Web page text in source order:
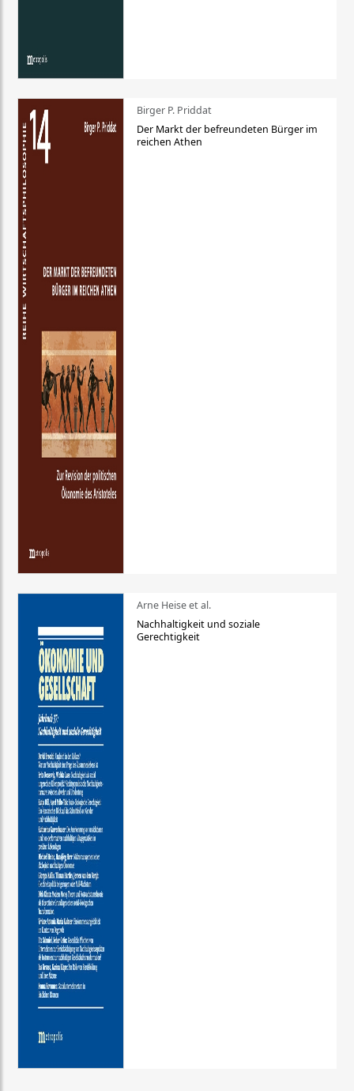
Birger P. Priddat
Der Markt der befreundeten Bürger im
reichen Athen
Arne Heise et al.
Nachhaltigkeit und soziale
Gerechtigkeit